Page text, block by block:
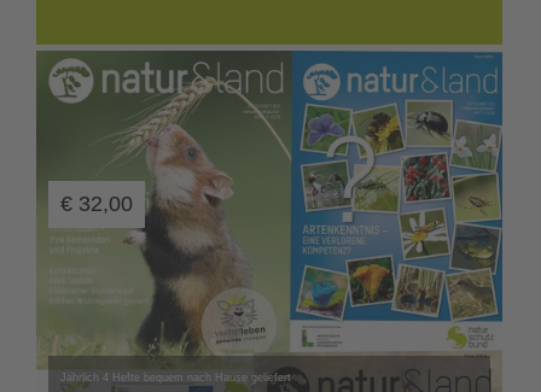
Jährlich 4 Hefte bequem nach Hause geliefert
€ 32,00